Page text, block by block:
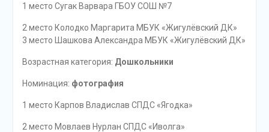
1 место Сугак Варвара ГБОУ СОШ №7
2 место Колодко Маргарита МБУК «Жигулёвский ДК»
3 место Шашкова Александра МБУК «Жигулёвский ДК»
Возрастная категория: Дошкольники
Номинация: фотография
1 место Карпов Владислав СПДС «Ягодка»
2 место Мовлаев Нурлан СПДС «Иволга»